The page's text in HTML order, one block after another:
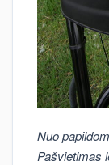
Nuo
Pašvietimas